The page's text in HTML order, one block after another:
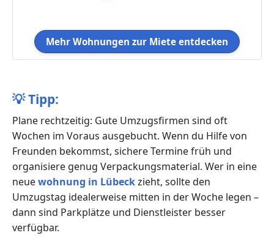
Mehr Wohnungen zur Miete entdecken
💡Tipp:
Plane rechtzeitig: Gute Umzugsfirmen sind oft
Wochen im Voraus ausgebucht. Wenn du Hilfe von
Freunden bekommst, sichere Termine früh und
organisiere genug Verpackungsmaterial. Wer in eine
neuewohnung in Lübeckzieht, sollte den
Umzugstag idealerweise mitten in der Woche legen –
dann sind Parkplätze und Dienstleister besser
verfügbar.